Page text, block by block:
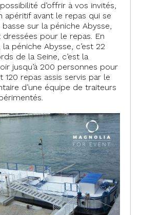
d’offrir à vos invités,
apéritif avant le repas qui se
sur la péniche Abysse,
pour le repas. En
péniche Abysse, c’est 22
de la Seine, c’est la
jusqu’à 200 personnes pour
120 repas assis servis par le
d’une équipe de traiteurs